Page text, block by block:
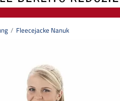
Fleecejacke Nanuk